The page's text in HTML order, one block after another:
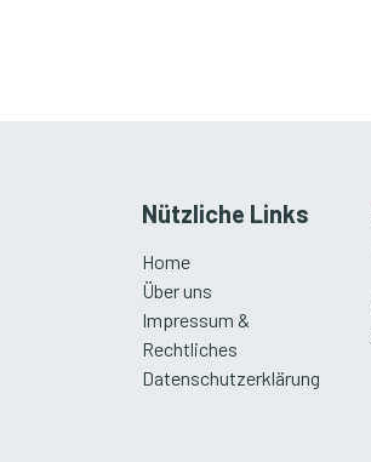
Nützliche Links
Home
Über uns
Impressum &
Rechtliches
Datenschutzerklärung